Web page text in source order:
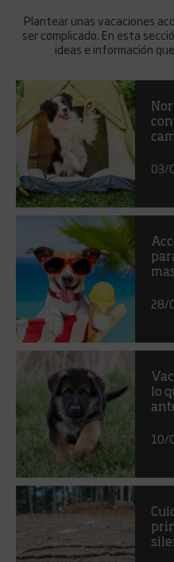
Plantear unas vacaciones
ser complicado. En esta
ideas e información
03/
28/
lo
10/